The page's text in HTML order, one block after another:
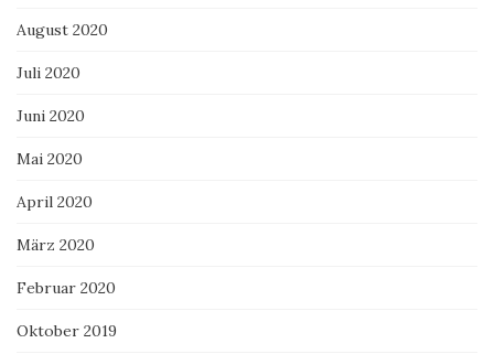
August 2020
Juli 2020
Juni 2020
Mai 2020
April 2020
März 2020
Februar 2020
Oktober 2019